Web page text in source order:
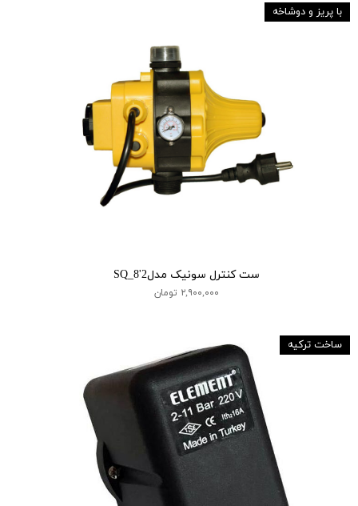
ست کنترل سونیک مدلSQ_8'2
۲,۹۰۰,۰۰۰ تومان
با پریز و دوشاخه
ساخت ترکیه